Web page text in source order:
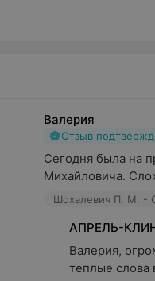
Валерия
Отзыв
Сегодня была на
Михайловича.
Шохалевич П. М. -
АПРЕЛЬ-
Валерия,
теплые слова